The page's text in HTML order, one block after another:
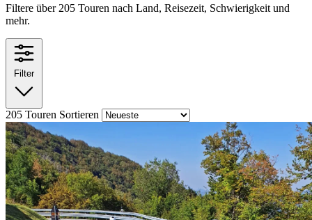
Filtere über 205 Touren nach Land, Reisezeit, Schwierigkeit und
mehr.
Filter
205 Touren Sortieren